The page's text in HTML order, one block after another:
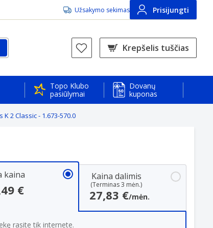
Užsakymo sekimas Prisijungti
Krepšelis tuščias
Topo Klubo
pasiūlymai
Dovanų
kuponas
2 Classic - 1.673-570.0
kaina
€
Kaina dalimis
(Terminas 3 mėn.)
27,83 €/mėn.
rasite tik internete.